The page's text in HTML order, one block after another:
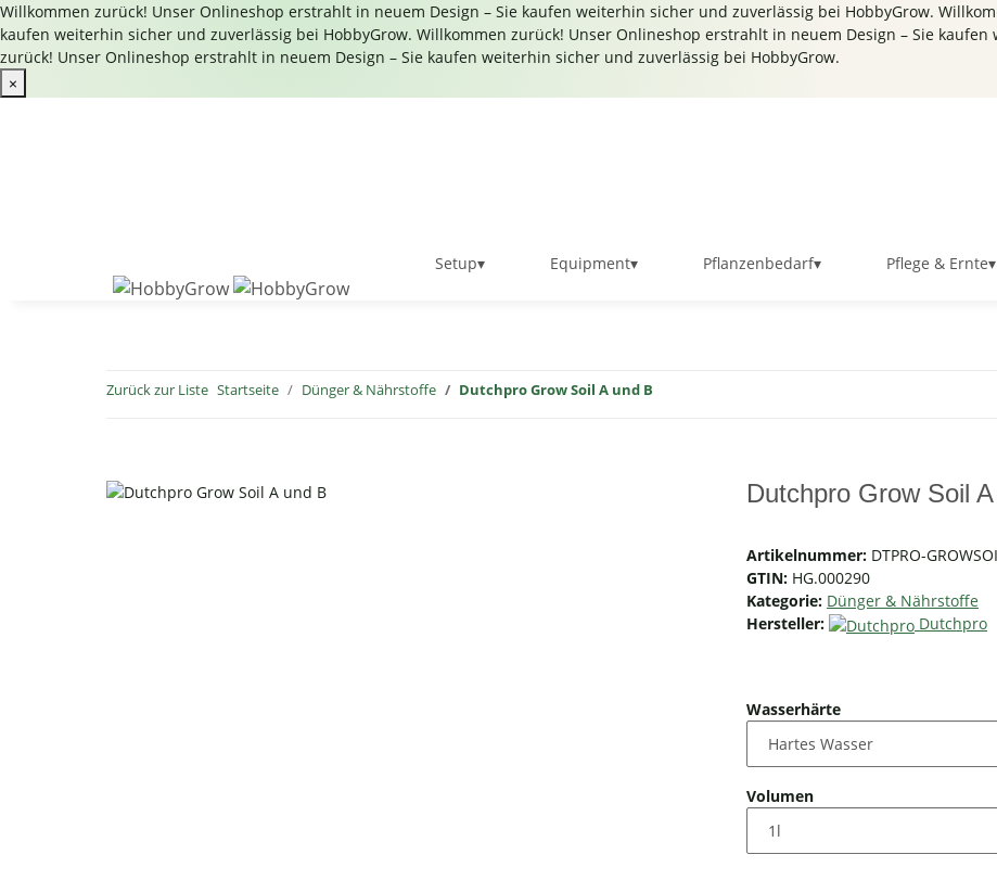
Willkommen zurück! Unser Onlineshop erstrahlt in neuem Design – Sie kaufen weiterhin sicher und zuverlässig bei HobbyGrow.
kaufen weiterhin sicher und zuverlässig bei HobbyGrow. Willkommen zurück! Unser Onlineshop erstrahlt in neuem Design – Sie
zurück! Unser Onlineshop erstrahlt in neuem Design – Sie kaufen weiterhin sicher und zuverlässig bei HobbyGrow.
×
Setup▾ Equipment▾ Pflanzenbedarf▾ Pflege & Ernte▾
Zurück zur Liste Startseite Dünger & Nährstoffe Dutchpro Grow Soil A und B
Dutchpro Grow Soil
Artikelnummer: DTPRO-
GTIN: HG.000290
Kategorie: Dünger & Nährstoffe
Hersteller:
Dutchpro
Wasserhärte
Volumen